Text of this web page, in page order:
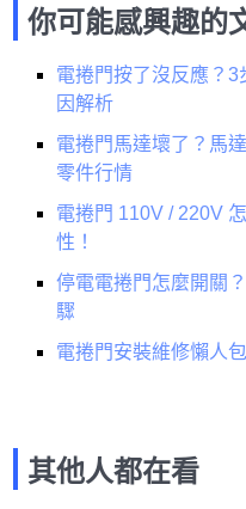
你可能感興趣的
電捲門按了沒反應？3
因解析
電捲門馬達壞了？馬
零件行情
電捲門 110V / 220V
性！
停電電捲門怎麼開關
驟
電捲門安裝維修懶人
其他人都在看